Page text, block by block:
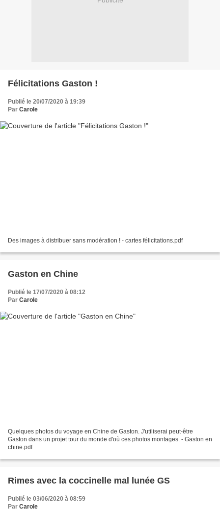
Félicitations Gaston !
Publié le 20/07/2020 à 19:39
Par Carole
Des images à distribuer sans modération ! - cartes félicitations.pdf
Gaston en Chine
Publié le 17/07/2020 à 08:12
Par Carole
Quelques photos du voyage en Chine de Gaston. J'utiliserai peut-être
Gaston dans un projet tour du monde d'où ces photos montages. - Gaston en
chine.pdf
Rimes avec la coccinelle mal lunée GS
Publié le 03/06/2020 à 08:59
Par Carole